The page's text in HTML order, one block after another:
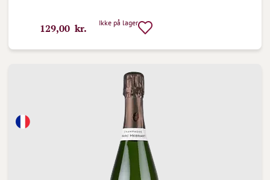
129,00 kr. Ikke på lager